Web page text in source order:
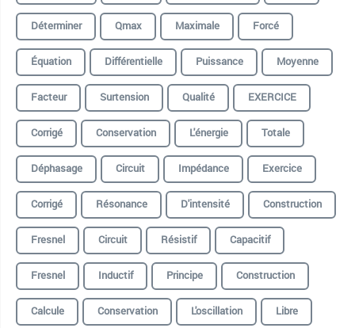
Déterminer
Qmax Maximale
Forcé
Équation
Différentielle Puissance
Moyenne
Facteur
Surtension Qualité
EXERCICE
Corrigé
Conservation L'énergie
Totale
Déphasage
Circuit Impédance
Exercice
Corrigé
Résonance D'intensité
Construction
Fresnel
Circuit Résistif
Capacitif
Fresnel
Inductif Principe
Construction
Calcule
Conservation L'oscillation
Libre